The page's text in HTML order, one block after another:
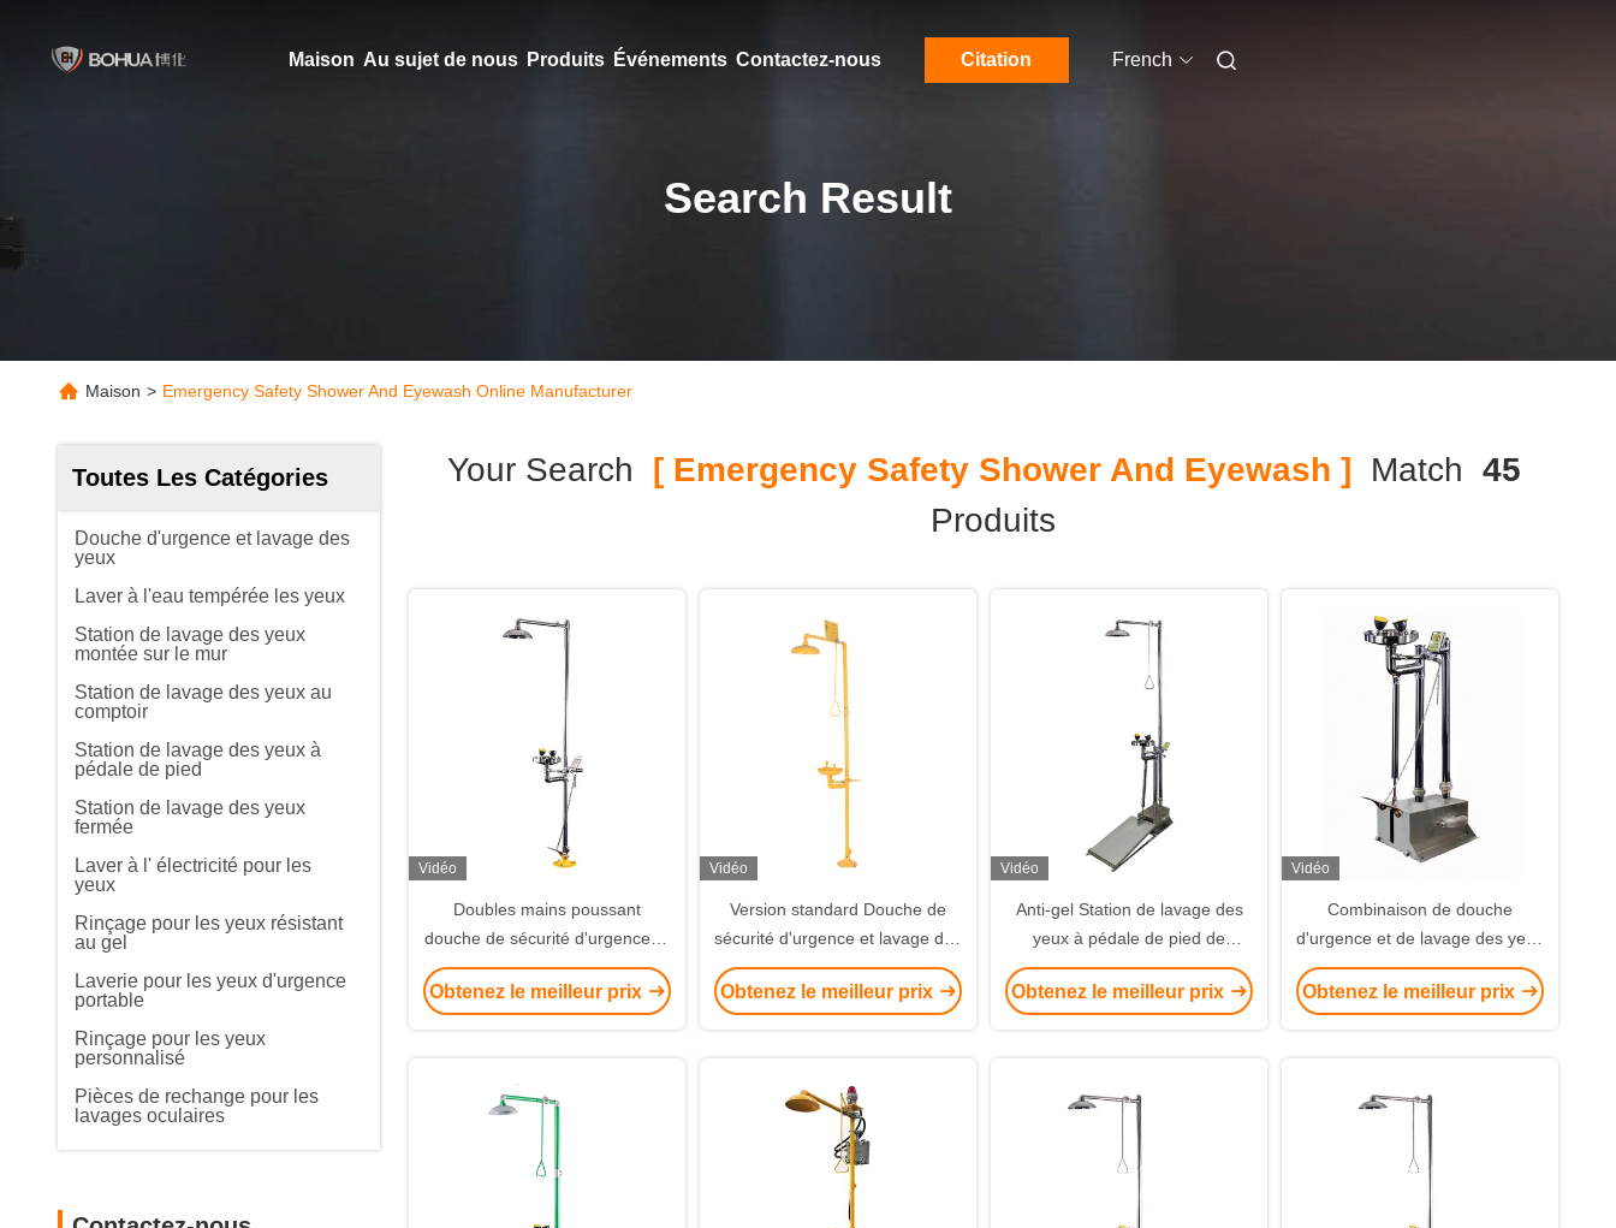
Maison Au sujet de nous Produits Événements Contactez-nous Citation French
Search Result
Maison > Emergency Safety Shower And Eyewash Online Manufacturer
Toutes Les Catégories
Douche d'urgence et lavage des
yeux
Laver à l'eau tempérée les yeux
Station de lavage des yeux
montée sur le mur
Station de lavage des yeux au
comptoir
Station de lavage des yeux à
pédale de pied
Station de lavage des yeux
fermée
Laver à l' électricité pour les
yeux
Rinçage pour les yeux résistant
au gel
Laverie pour les yeux d'urgence
portable
Rinçage pour les yeux
personnalisé
Pièces de rechange pour les
lavages oculaires
Your Search [ Emergency Safety Shower And Eyewash ] Match 45
Produits
Vidéo
Doubles mains poussant
douche de sécurité d'urgence et
station de lavage des yeux 304
acier inoxydable
Obtenez le meilleur prix
Vidéo
Version standard Douche de
sécurité d'urgence et lavage des
yeux Matériau ABS supérieur à
1,5 L/min
Obtenez le meilleur prix
Vidéo
Anti-gel Station de lavage des
yeux à pédale de pied de
grande taille Sécurité d'urgence
Douche et lavage des yeux
Obtenez le meilleur prix
Vidéo
Combinaison de douche
d'urgence et de lavage des yeux
en acier inoxydable
Obtenez le meilleur prix